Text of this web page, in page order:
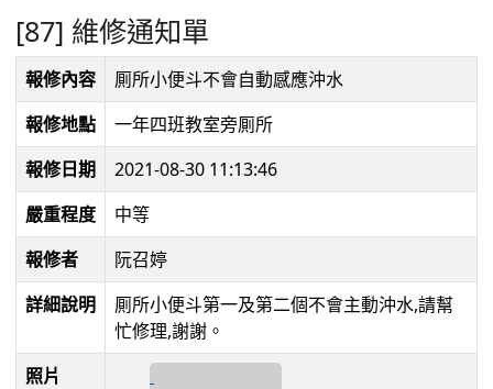
[87] 維修通知單
報修內容
厠所小便斗不會自動感應沖水
報修地點
一年四班教室旁厠所
報修日期
2021-08-30 11:13:46
嚴重程度
中等
報修者
阮召婷
詳細說明
厠所小便斗第一及第二個不會主動沖水,請幫
忙修理,謝謝。
照片